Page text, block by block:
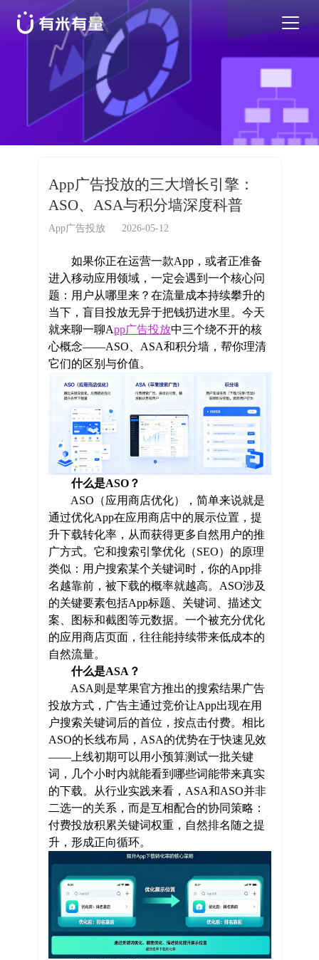
苹果应用商店优化
安卓应用商店优化
优秀案例
EN
App广告投放的三大增长引擎：
ASO、ASA与积分墙深度科普
App广告投放 2026-05-12
如果你正在运营一款App，或者正准备
进入移动应用领域，一定会遇到一个核心问
题：用户从哪里来？在流量成本持续攀升的
当下，盲目投放无异于把钱扔进水里。今天
就来聊一聊App广告投放中三个绕不开的核
心概念——ASO、ASA和积分墙，帮你理清
它们的区别与价值。
什么是ASO？
ASO（应用商店优化），简单来说就是
通过优化App在应用商店中的展示位置，提
升下载转化率，从而获得更多自然用户的推
广方式。它和搜索引擎优化（SEO）的原理
类似：用户搜索某个关键词时，你的App排
名越靠前，被下载的概率就越高。ASO涉及
的关键要素包括App标题、关键词、描述文
案、图标和截图等元数据。一个被充分优化
的应用商店页面，往往能持续带来低成本的
自然流量。
什么是ASA？
ASA则是苹果官方推出的搜索结果广告
投放方式，广告主通过竞价让App出现在用
户搜索关键词后的首位，按点击付费。相比
ASO的长线布局，ASA的优势在于快速见效
——上线初期可以用小预算测试一批关键
词，几个小时内就能看到哪些词能带来真实
的下载。从行业实践来看，ASA和ASO并非
二选一的关系，而是互相配合的协同策略：
付费投放积累关键词权重，自然排名随之提
升，形成正向循环。